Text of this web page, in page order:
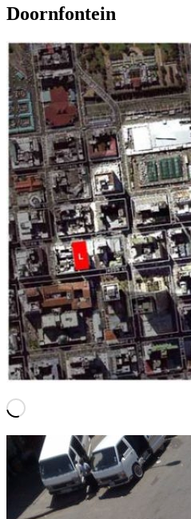
Doornfontein